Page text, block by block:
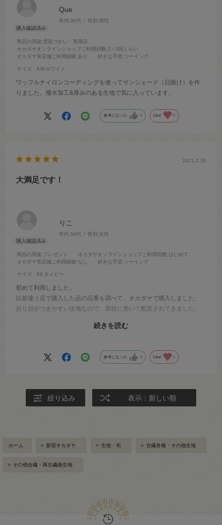
Que
年代:30代 性別:男性
商品の用途:普段づかい・実用品
オカダヤオンラインショップご利用回数:2～3回くらい
オカダヤ実店舗ご利用経験:あり 好きな手芸:ソーイング
サイズ：KW.ホワイト
ワッフルナイロンコーディングを使ってサンシェード（日除け）を作
りました。撥水加工&厚みのある生地で気に入っています。
参考になった 0 Like! 0
りこ
年代:50代 性別:女性
商品の用途:プレゼント オカダヤオンラインショップご利用回数:はじめて
オカダヤ実店舗ご利用経験:なし 好きな手芸:ソーイング
サイズ：89.ネイビー
2021.2.26
大満足です！
初めて利用しました。
以前違う店で購入した品の品番を調べて、オカダヤで購入しました。
折り目がつきやすい生地なので、筒状に巻いて配送されてきました。
注文から配送までも早かったです。
また是非利用したいと思います。
続きを読む
参考になった 0 Like! 0
絞り込み 表示：新しい順
ホーム > 新宿オカダヤ > 生地・布 > 合繊各種・その他生地
> その他合繊・再生繊維生地